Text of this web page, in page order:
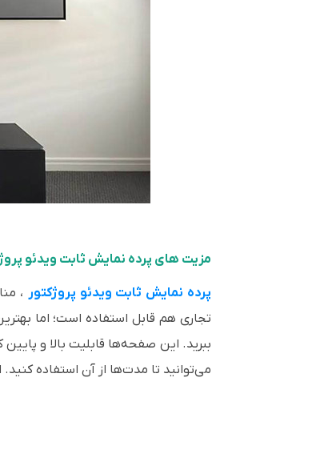
مزیت های پرده نمایش ثابت ویدئو
پرده نمایش ثابت ویدئو پروژکتور،
تجاری هم قابل استفاده است؛ اما
ببرید. این صفحه‌ها قابلیت بالا و پایین
می‌توانید تا مدت‌ها از آن استفاده